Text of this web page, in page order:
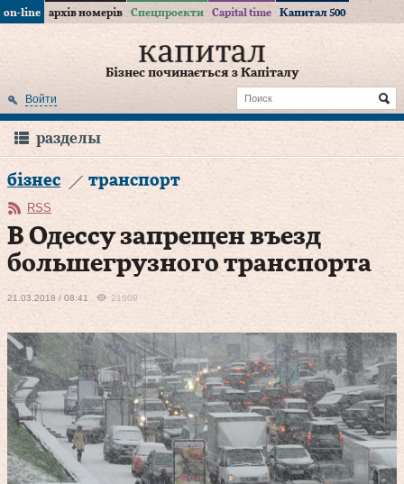
on-line архів номерів Спецпроекти Capital time Капитал 500
Бізнес починається з Капіталу
Войти
разделы
бізнес транспорт
RSS
В Одессу запрещен въезд
большегрузного транспорта
21.03.2018 / 08:41 21609